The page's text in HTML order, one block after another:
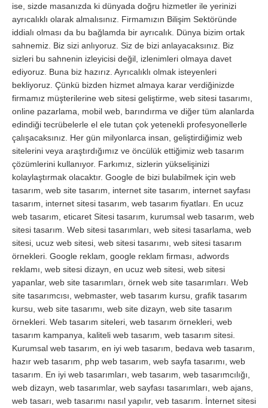
ise, sizde masanızda ki dünyada doğru hizmetler ile yerinizi
ayrıcalıklı olarak almalısınız. Firmamızın Bilişim Sektöründe
iddialı olması da bu bağlamda bir ayrıcalık. Dünya bizim ortak
sahnemiz. Biz sizi anlıyoruz. Siz de bizi anlayacaksınız. Biz
sizleri bu sahnenin izleyicisi değil, izlenimleri olmaya davet
ediyoruz. Buna biz hazırız. Ayrıcalıklı olmak isteyenleri
bekliyoruz. Çünkü bizden hizmet almaya karar verdiğinizde
firmamız müşterilerine web sitesi geliştirme, web sitesi tasarımı,
online pazarlama, mobil web, barındırma ve diğer tüm alanlarda
edindiği tecrübelerle el ele tutan çok yetenekli profesyonellerle
çalışacaksınız. Her gün milyonlarca insan, geliştirdiğimiz web
sitelerini veya araştırdığımız ve öncülük ettiğimiz web tasarım
çözümlerini kullanıyor. Farkımız, sizlerin yükselişinizi
kolaylaştırmak olacaktır. Google de bizi bulabilmek için web
tasarım, web site tasarım, internet site tasarım, internet sayfası
tasarım, internet sitesi tasarım, web tasarım fiyatları. En ucuz
web tasarım, eticaret Sitesi tasarım, kurumsal web tasarım, web
sitesi tasarım. Web sitesi tasarımları, web sitesi tasarlama, web
sitesi, ucuz web sitesi, web sitesi tasarımı, web sitesi tasarım
örnekleri. Google reklam, google reklam firması, adwords
reklamı, web sitesi dizayn, en ucuz web sitesi, web sitesi
yapanlar, web site tasarımları, örnek web site tasarımları. Web
site tasarımcısı, webmaster, web tasarım kursu, grafik tasarım
kursu, web site tasarımı, web site dizayn, web site tasarım
örnekleri. Web tasarım siteleri, web tasarım örnekleri, web
tasarım kampanya, kaliteli web tasarım, web tasarım sitesi.
Kurumsal web tasarım, en iyi web tasarım, bedava web tasarım,
hazır web tasarım, php web tasarım, web sayfa tasarımı, web
tasarım. En iyi web tasarımları, web tasarım, web tasarımcılığı,
web dizayn, web tasarımlar, web sayfası tasarımları, web ajans,
web tasarı, web tasarımı nasıl yapılır, veb tasarım. İnternet sitesi